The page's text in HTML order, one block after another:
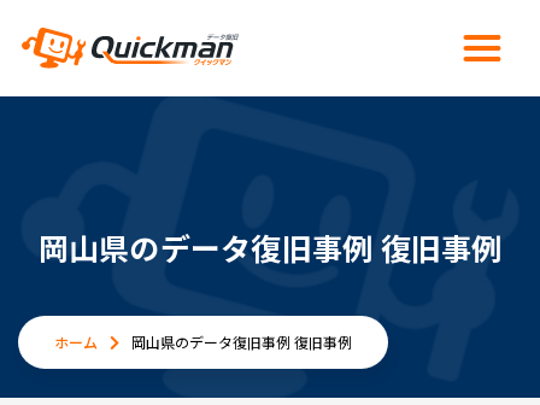
岡山県のデータ復旧事例 復旧事例
ホーム 岡山県のデータ復旧事例 復旧事例